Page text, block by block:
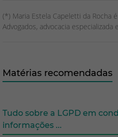
(*) Maria Estela Capeletti da Rocha
Advogados, advocacia
Matérias recomendadas
Tudo sobre a LGPD em
informações ...